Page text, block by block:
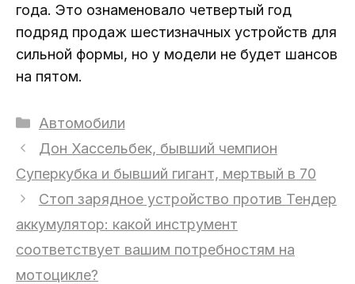
года. Это ознаменовало четвертый год
подряд продаж шестизначных устройств для
сильной формы, но у модели не будет шансов
на пятом.
Рубрики
Автомобили
Дон Хассельбек, бывший чемпион
Суперкубка и бывший гигант, мертвый в 70
Стоп зарядное устройство против Тендер
аккумулятор: какой инструмент
соответствует вашим потребностям на
мотоцикле?